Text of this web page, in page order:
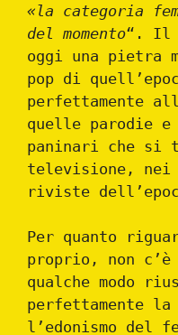
«la categoria
del momento“. Il
oggi una pietra
pop di
perfettamente
quelle parodie
paninari che si
televisione,
riviste
Per quanto
proprio, non
qualche modo
perfettamente
l’edonismo del